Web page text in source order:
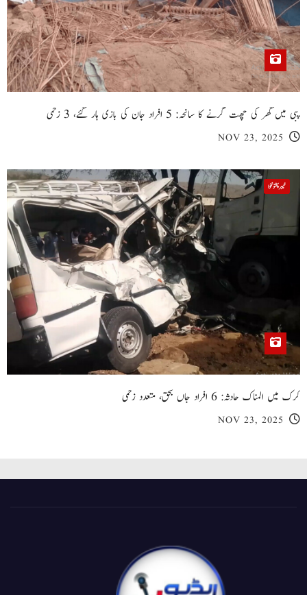
پبی میں گھر کی چھت گرنے کا سانحہ: 5 افراد جان کی بازی ہار گئے، 3 زخمی
NOV 23, 2025
خیبر پختونخوا
کرک میں المناک حادثہ: 6 افراد جاں بحق، متعدد زخمی
NOV 23, 2025